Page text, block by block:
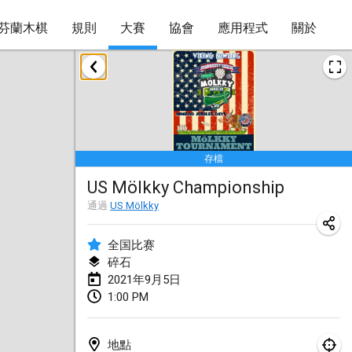
蘭木棋 規則 大賽 協會 應用程式 關於
存檔
US Mölkky Championship
通過 US Mölkky
全国比赛
碎石
2021年9月5日
1:00 PM
地點
2021年2月
2021年2月13日|芬蘭
Tournoi d'adresse "couvre feu"
2021年2月19日|法國
Australian Finska Championship
2021年2月20日
2021年3月
Grand Prix de la Sarthe
2021年3月6日